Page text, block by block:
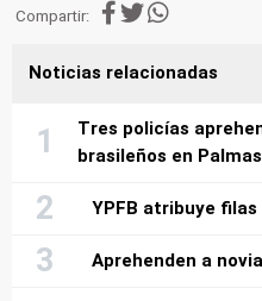
Compartir:
Noticias relacionadas
Tres policías
brasileños en
YPFB atribuye
Aprehenden a